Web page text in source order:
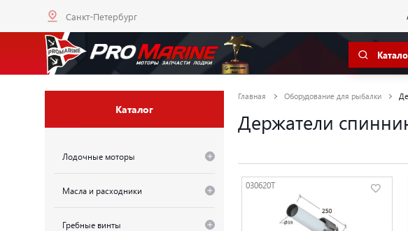
Санкт-Петербург
Каталог
Лодочные моторы
Масла и расходники
Гребные винты
Главная Оборудование для рыбалки
Держатели
030620T